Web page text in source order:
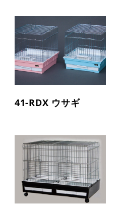
41-RDX ウサギ